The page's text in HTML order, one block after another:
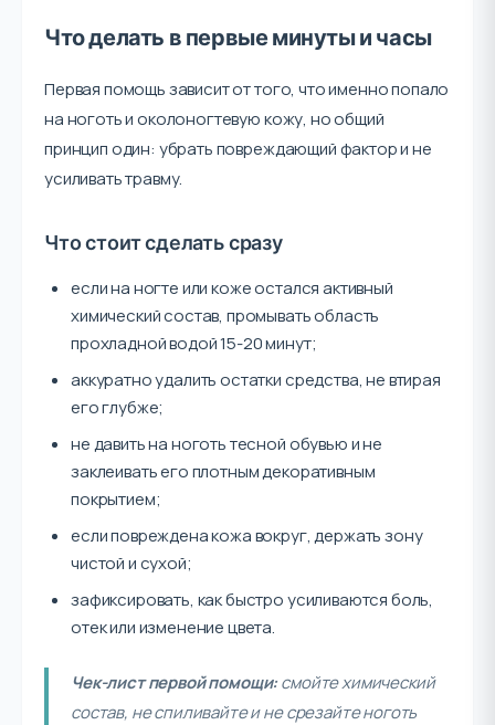
Что делать в первые минуты и часы
Первая помощь зависит от того, что именно попало
на ноготь и околоногтевую кожу, но общий
принцип один: убрать повреждающий фактор и не
усиливать травму.
Что стоит сделать сразу
если на ногте или коже остался активный
химический состав, промывать область
прохладной водой 15-20 минут;
аккуратно удалить остатки средства, не втирая
его глубже;
не давить на ноготь тесной обувью и не
заклеивать его плотным декоративным
покрытием;
если повреждена кожа вокруг, держать зону
чистой и сухой;
зафиксировать, как быстро усиливаются боль,
отек или изменение цвета.
Чек-лист первой помощи:смойте химический
состав, не спиливайте и не срезайте ноготь